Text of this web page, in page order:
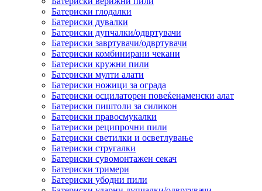
Батериски глодалки
Батериски дувалки
Батериски дупчалки/одвртувачи
Батериски завртувачи/одвртувачи
Батериски комбинирани чекани
Батериски кружни пили
Батериски мулти алати
Батериски ножици за ограда
Батериски осцилаторен повеќенаменски алат
Батериски пиштоли за силикон
Батериски правосмукалки
Батериски реципрочни пили
Батериски светилки и осветлување
Батериски стругалки
Батериски сувомонтажен секач
Батериски тримери
Батериски убодни пили